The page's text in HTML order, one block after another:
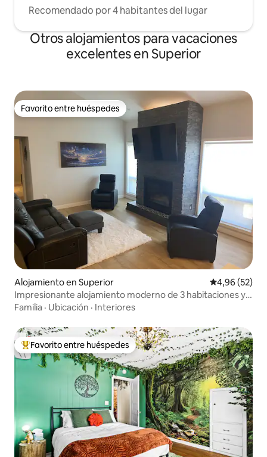
Recomendado por 4 habitantes del lugar
Otros alojamientos para vacaciones
excelentes en Superior
Favorito entre huéspedes
Favorito entre huéspedes
Alojamiento en Superior Calificación
4,96 (52)
Impresionante alojamiento moderno de 3 habitaciones y 2
baños, listo para vos
Familia · Ubicación · Interiores
Favorito entre los huéspedes más destacados
Favorito entre huéspedes